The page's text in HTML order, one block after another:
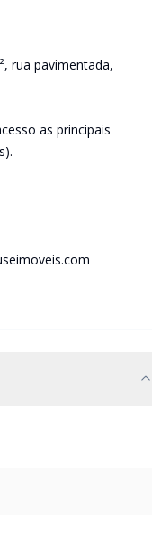
rua pavimentada,
as principais